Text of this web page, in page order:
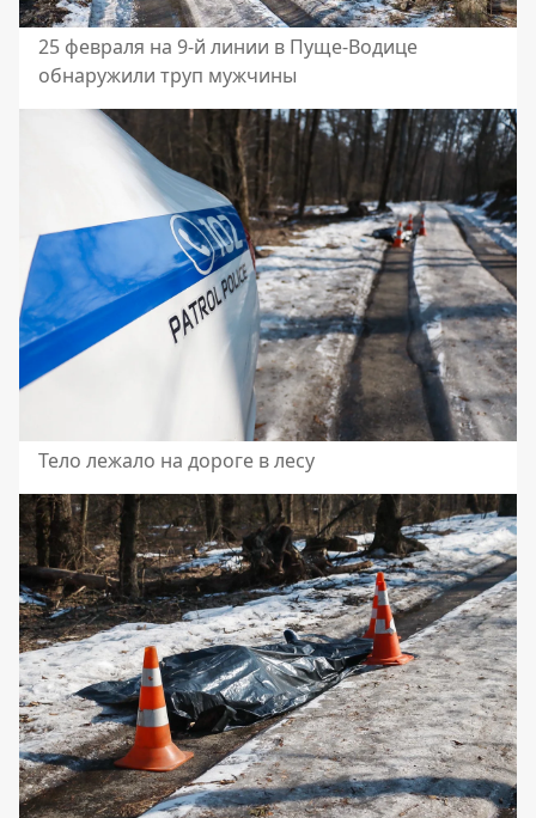
25 февраля на 9-й линии в Пуще-Водице
обнаружили труп мужчины
Тело лежало на дороге в лесу